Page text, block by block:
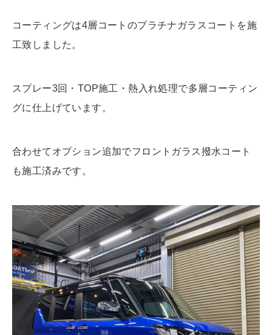
コーティングは4層コートのプラチナガラスコートを施
工致しました。
スプレー3回・TOP施工・熱入れ処理で多層コーティン
グに仕上げています。
合わせてオプション追加でフロントガラス撥水コート
も施工済みです。